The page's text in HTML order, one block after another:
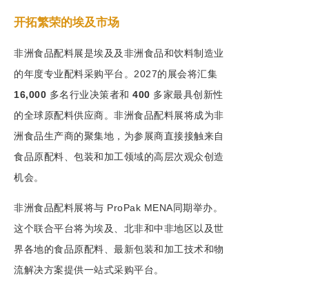
开拓繁荣的埃及市场
非洲食品配料展是埃及及非洲食品和饮料制造业
的年度专业配料采购平台。2027的展会将汇集
16,000 多名行业决策者和 400 多家最具创新性
的全球原配料供应商。非洲食品配料展将成为非
洲食品生产商的聚集地，为参展商直接接触来自
食品原配料、包装和加工领域的高层次观众创造
机会。
非洲食品配料展将与 ProPak MENA同期举办。
这个联合平台将为埃及、北非和中非地区以及世
界各地的食品原配料、最新包装和加工技术和物
流解决方案提供一站式采购平台。